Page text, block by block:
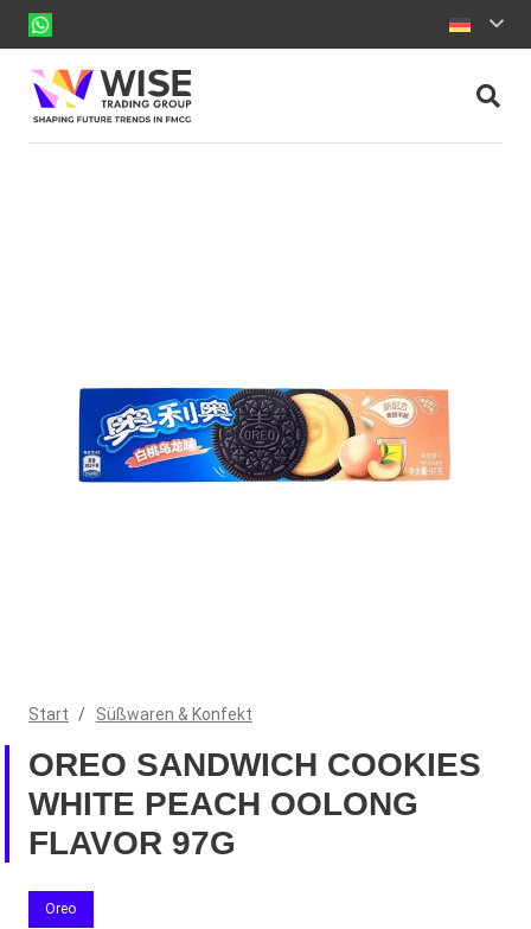
Start / Süßwaren & Konfekt
OREO SANDWICH COOKIES
WHITE PEACH OOLONG
FLAVOR 97G
Oreo